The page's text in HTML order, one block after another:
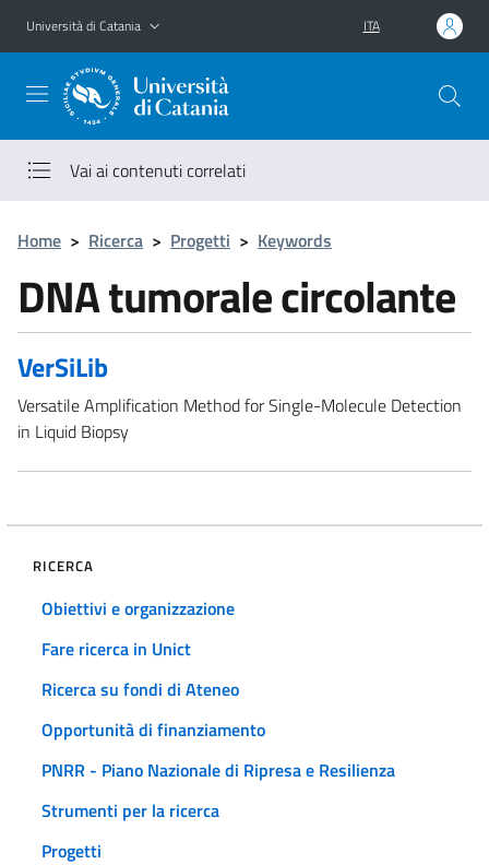
Vai al contenuto principale
Vai al menu di navigazione
Università di Catania ITA
Vai ai contenuti correlati
Home > Ricerca > Progetti > Keywords
DNA tumorale circolante
VerSiLib
Versatile Amplification Method for Single-Molecule Detection
in Liquid Biopsy
RICERCA
Obiettivi e organizzazione
Fare ricerca in Unict
Ricerca su fondi di Ateneo
Opportunità di finanziamento
PNRR - Piano Nazionale di Ripresa e Resilienza
Strumenti per la ricerca
Progetti